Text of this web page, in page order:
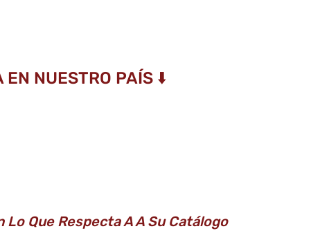
NUESTRO PAÍS ⬇️
Que Respecta A A Su Catálogo